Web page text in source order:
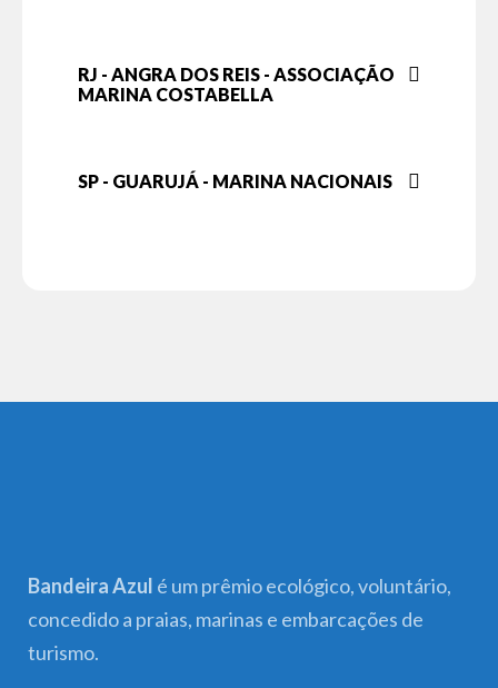
RJ - ANGRA DOS REIS - ASSOCIAÇÃO
MARINA COSTABELLA
SP - GUARUJÁ - MARINA NACIONAIS
Bandeira Azul é um prêmio ecológico, voluntário,
concedido a praias, marinas e embarcações de
turismo.